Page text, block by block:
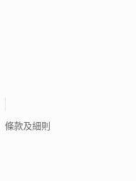
條款及細則